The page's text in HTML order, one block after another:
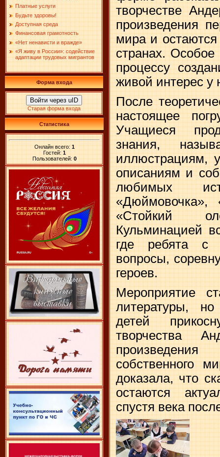
Платные услуги
Будьте здоровы!
Доступная среда
Финансовая грамотность
«Нет ненависти и вражде»
«Я живу в России»: содействие
адаптации трудовых мигрантов
Форма входа
Войти через uID
Старая форма входа
Статистика
Онлайн всего: 1
Гостей: 1
Пользователей: 0
творчестве
произведения
мира и
странах.
процессу
живой интерес
После
настоящее
Учащиеся
знания,
иллюстрациям,
описаниям и
любимых
«Дюймовочка»,
«Стойкий
Кульминацией
где ребята с
вопросы,
героев.
Мероприятие
литературы,
детей
творчества
собственного
доказала, что
остаются
спустя века